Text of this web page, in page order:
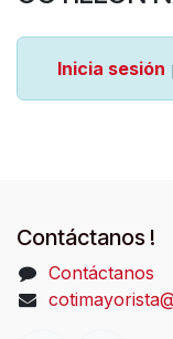
Inicia sesión
Contáctanos !
Contáctanos